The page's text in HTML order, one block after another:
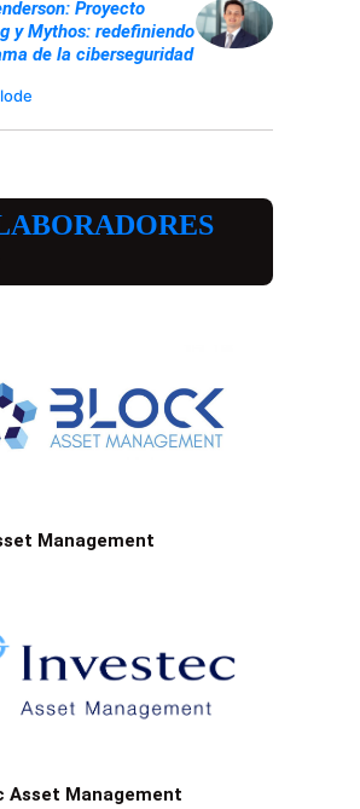
Proyecto
y Mythos: redefiniendo
de la ciberseguridad
Management
Asset Management